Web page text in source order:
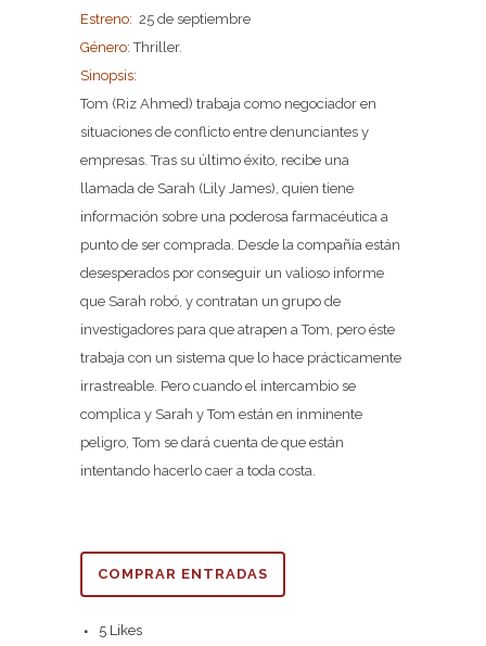
Estreno: 25 de septiembre
Género:Thriller.
Sinopsis:
Tom (Riz Ahmed) trabaja como negociador en
situaciones de conflicto entre denunciantes y
empresas. Tras su último éxito, recibe una
llamada de Sarah (Lily James), quien tiene
información sobre una poderosa farmacéutica a
punto de ser comprada. Desde la compañía están
desesperados por conseguir un valioso informe
que Sarah robó, y contratan un grupo de
investigadores para que atrapen a Tom, pero éste
trabaja con un sistema que lo hace prácticamente
irrastreable. Pero cuando el intercambio se
complica y Sarah y Tom están en inminente
peligro, Tom se dará cuenta de que están
intentando hacerlo caer a toda costa.
COMPRAR ENTRADAS
5 Likes